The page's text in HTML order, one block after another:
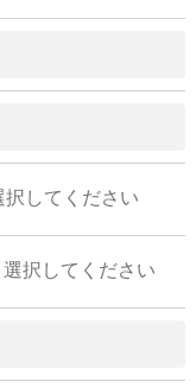
択してください
選択してください